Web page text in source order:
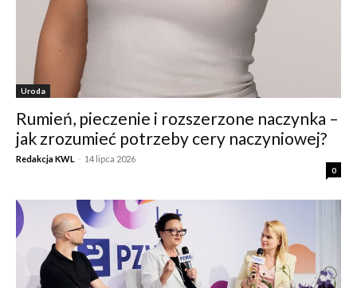
Uroda
Rumień, pieczenie i rozszerzone naczynka –
jak zrozumieć potrzeby cery naczyniowej?
Redakcja KWL - 14 lipca 2026
0